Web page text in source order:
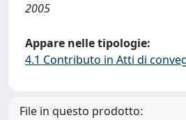
2005
Appare nelle tipologie:
4.1 Contributo in Atti di
File in questo prodotto: